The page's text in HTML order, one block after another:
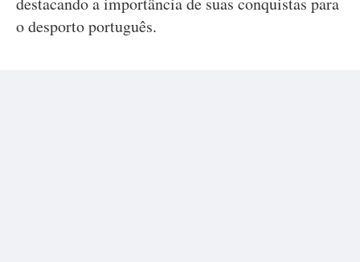
o desporto português.